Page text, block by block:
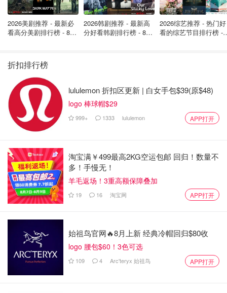
2026美剧推荐 - 最新必
看高分美剧排行榜 - 8月
2026韩剧推荐 - 最新高
分好看韩剧排行榜 - 8月
2026综艺推荐 - 热门好
看的综艺节目排行榜 -
折扣排行榜
lululemon 折扣区更新 | 白女手包$39(原$48)
logo 棒球帽$29
999+ 1333 lululemon APP打开
淘宝满￥499最高2KG空运包邮 回归！数量不
多！手慢无！
羊毛返场！3重高额保障叠加
19 16 淘宝网 APP打开
始祖鸟官网🔥8月上新 经典冷帽回归$80收
logo 腰包$60！3色可选
109 4 Arc'teryx 始祖鸟 APP打开